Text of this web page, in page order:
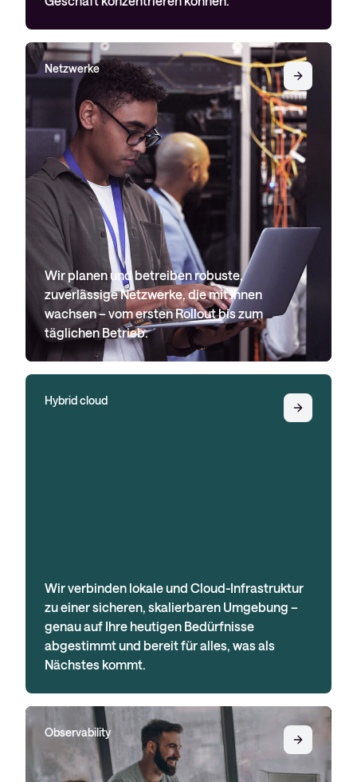
Netzwerke
Wir planen und betreiben robuste,
zuverlässige Netzwerke, die mit Ihnen
wachsen – vom ersten Rollout bis zum
täglichen Betrieb.
Hybrid cloud
Wir verbinden lokale und Cloud-Infrastruktur
zu einer sicheren, skalierbaren Umgebung –
genau auf Ihre heutigen Bedürfnisse
abgestimmt und bereit für alles, was als
Nächstes kommt.
Observability